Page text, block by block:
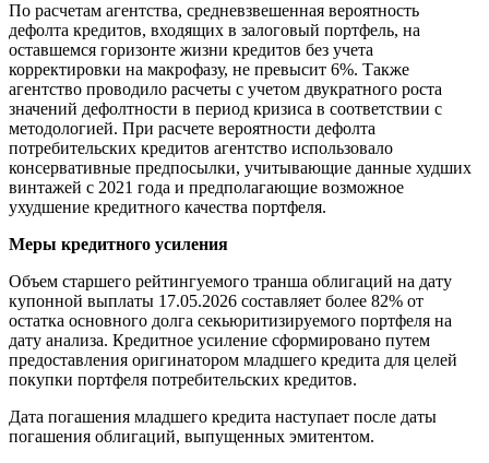
По расчетам агентства, средневзвешенная вероятность
дефолта кредитов, входящих в залоговый портфель, на
оставшемся горизонте жизни кредитов без учета
корректировки на макрофазу, не превысит 6%. Также
агентство проводило расчеты с учетом двукратного роста
значений дефолтности в период кризиса в соответствии с
методологией. При расчете вероятности дефолта
потребительских кредитов агентство использовало
консервативные предпосылки, учитывающие данные худших
винтажей с 2021 года и предполагающие возможное
ухудшение кредитного качества портфеля.
Меры кредитного усиления
Объем старшего рейтингуемого транша облигаций на дату
купонной выплаты 17.05.2026 составляет более 82% от
остатка основного долга секьюритизируемого портфеля на
дату анализа. Кредитное усиление сформировано путем
предоставления оригинатором младшего кредита для целей
покупки портфеля потребительских кредитов.
Дата погашения младшего кредита наступает после даты
погашения облигаций, выпущенных эмитентом.